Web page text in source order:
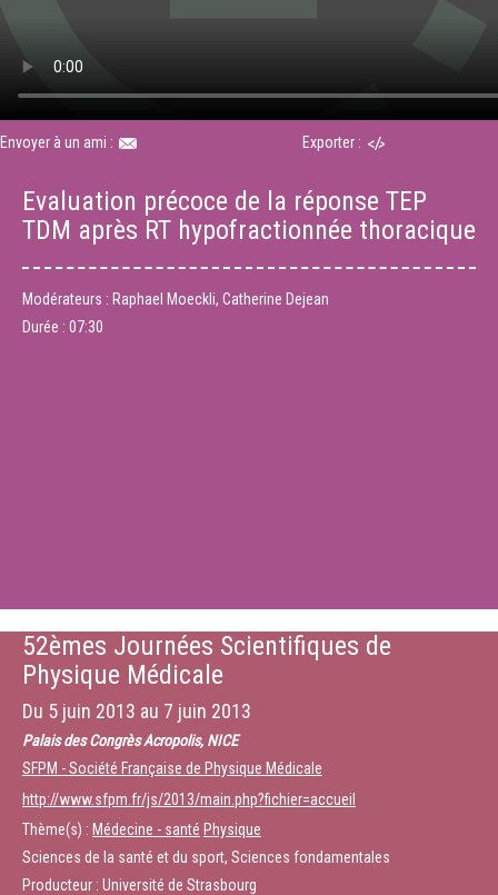
Envoyer à un ami : Exporter :
Evaluation précoce de la réponse TEP
TDM après RT hypofractionnée thoracique
Modérateurs : Raphael Moeckli, Catherine Dejean
Durée : 07:30
52èmes Journées Scientifiques de
Physique Médicale
Du 5 juin 2013 au 7 juin 2013
Palais des Congrès Acropolis, NICE
SFPM - Société Française de Physique Médicale
http://www.sfpm.fr/js/2013/main.php?fichier=accueil
Thème(s) : Médecine - santé Physique
Sciences de la santé et du sport, Sciences fondamentales
Producteur : Université de Strasbourg